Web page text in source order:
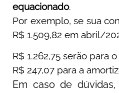
equacionado.
Por exemplo, se sua
R$ 1.509,82 em abril/
R$ 1.262,75 serão para
R$ 247,07 para a
Em caso de